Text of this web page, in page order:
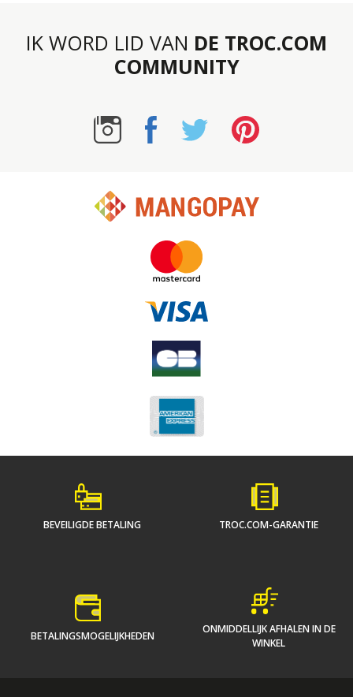
IK WORD LID VAN DE TROC.COM
COMMUNITY
BEVEILIGDE BETALING TROC.COM-GARANTIE
BETALINGSMOGELIJKHEDEN
ONMIDDELLIJK AFHALEN IN DE
WINKEL